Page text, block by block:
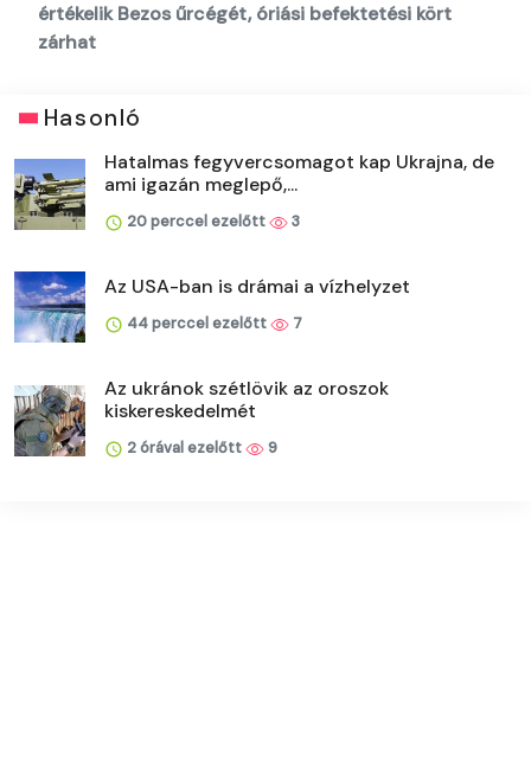
értékelik Bezos űrcégét, óriási befektetési kört
zárhat
Hasonló
Hatalmas fegyvercsomagot kap Ukrajna, de
ami igazán meglepő,...
20 perccel ezelőtt 3
Az USA-ban is drámai a vízhelyzet
44 perccel ezelőtt 7
Az ukránok szétlövik az oroszok
kiskereskedelmét
2 órával ezelőtt 9